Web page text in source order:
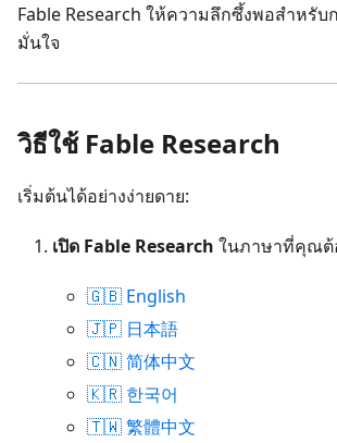
Fable Research ให้ความลึกซึ้งพอสำหรับ
มั่นใจ
วิธีใช้ Fable Research
เริ่มต้นได้อย่างง่ายดาย:
เปิด Fable Research ในภาษาที่คุณต้
🇬🇧 English
🇯🇵 日本語
🇨🇳 简体中文
🇰🇷 한국어
🇹🇼 繁體中文